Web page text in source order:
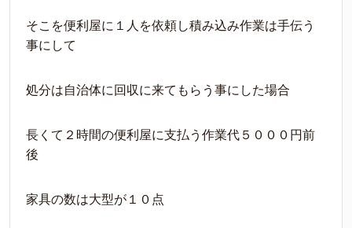
そこを便利屋に１人を依頼し積み込み作業は手伝う
事にして
処分は自治体に回収に来てもらう事にした場合
長くて２時間の便利屋に支払う作業代５０００円前
後
家具の数は大型が１０点